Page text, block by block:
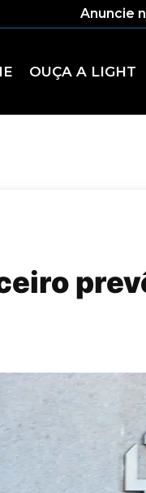
Anuncie
OUÇA A LIGHT